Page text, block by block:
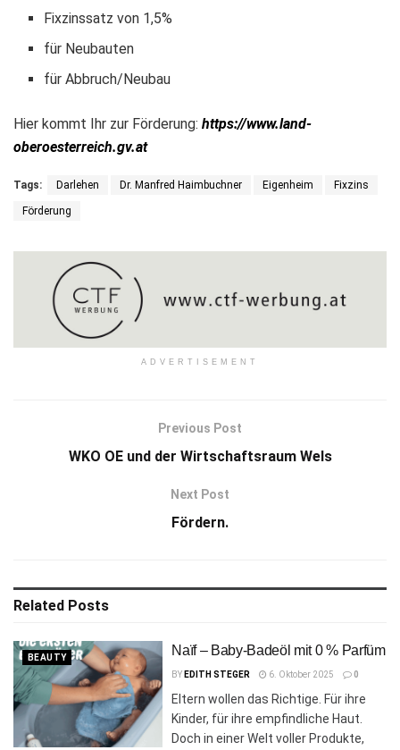
Fixzinssatz von 1,5%
für Neubauten
für Abbruch/Neubau
Hier kommt Ihr zur Förderung: https://www.land-
oberoesterreich.gv.at
Tags: Darlehen Dr. Manfred Haimbuchner Eigenheim Fixzins
Förderung
ADVERTISEMENT
Previous Post
WKO OE und der Wirtschaftsraum Wels
Next Post
Fördern.
Related Posts
BEAUTY Naïf – Baby-Badeöl mit 0 % Parfüm
BY EDITH STEGER 6. Oktober 2025 0
Eltern wollen das Richtige. Für ihre
Kinder, für ihre empfindliche Haut.
Doch in einer Welt voller Produkte,